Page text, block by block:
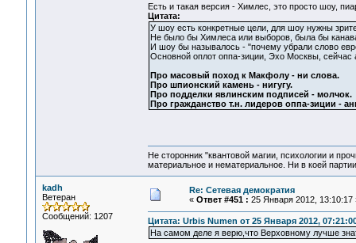
Есть и такая версия - Химлес, это просто шоу,
Цитата:
У шоу есть конкретные цели, для шоу нужны
Не было бы Химлеса или выборов, была бы
И шоу бы называлось - "почему убрали слово
Основной оплот оппа-зиции, Эхо Москвы, сейчас
Про масовый поход к Макфолу - ни слова.
Про шпионский камень - нигугу.
Про подделки явлинским подписей - молчок.
Про гражданство т.н. лидеров оппа-зиции -
Не сторонник "квантовой магии, психологии и
материальное и нематериальное. Ни в коей
kadh
Ветеран
Сообщений: 1207
Re: Сетевая демократия
« Ответ #451 : 25 Января 2012, 13:10:17
Цитата: Urbis Numen от 25 Января 2012,
На самом деле я верю,что Верховному лучше